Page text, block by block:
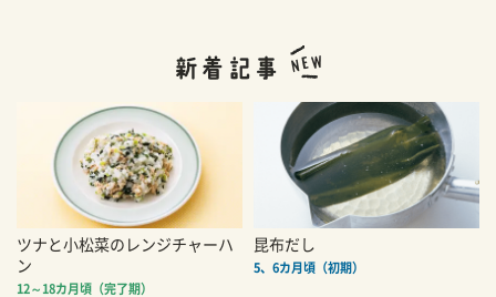
ツナと小松菜のレンジチャーハ
ン
12～18カ月頃（完了期）
昆布だし
5、6カ月頃（初期）